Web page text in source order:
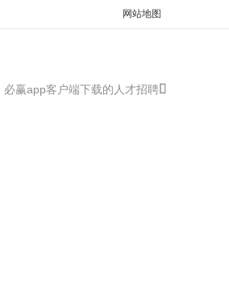
网站地图
必赢app客户端下载的人才招聘